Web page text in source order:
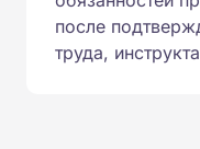
после
труда,